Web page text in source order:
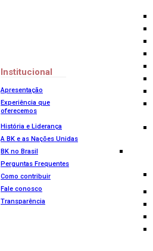
Institucional
Apresentação
Experiência que
oferecemos
História e Liderança
A BK e as Nações Unidas
BK no Brasil
Perguntas Frequentes
Como contribuir
Fale conosco
Transparência